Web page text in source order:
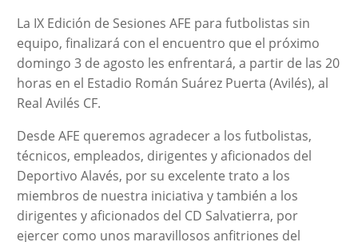
La IX Edición de Sesiones AFE para futbolistas sin
equipo, finalizará con el encuentro que el próximo
domingo 3 de agosto les enfrentará, a partir de las 20
horas en el Estadio Román Suárez Puerta (Avilés), al
Real Avilés CF.
Desde AFE queremos agradecer a los futbolistas,
técnicos, empleados, dirigentes y aficionados del
Deportivo Alavés, por su excelente trato a los
miembros de nuestra iniciativa y también a los
dirigentes y aficionados del CD Salvatierra, por
ejercer como unos maravillosos anfitriones del